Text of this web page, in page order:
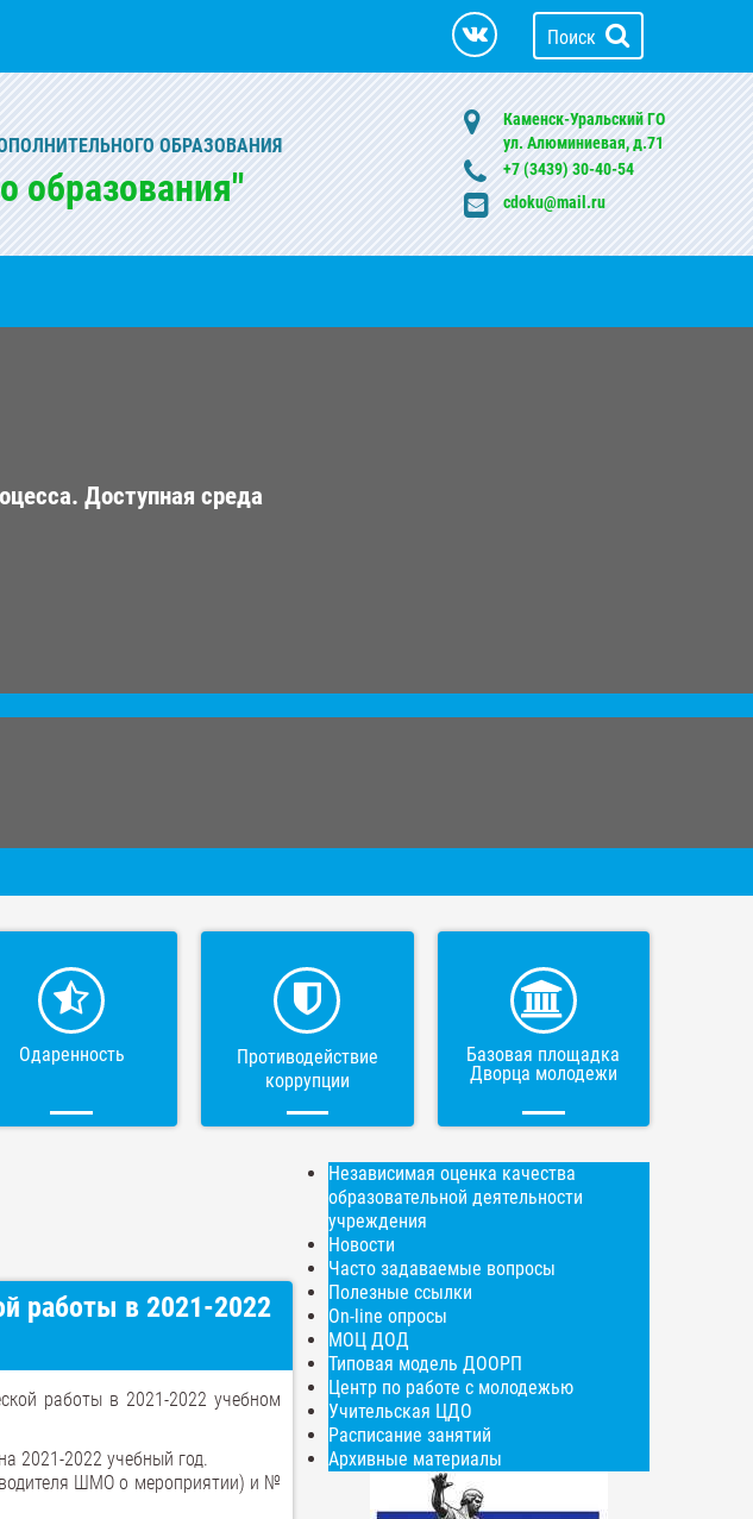
Поиск
ОБРАЗОВАНИЯ
образования"
Каменск-Уральский ГО
ул. Алюминиевая, д.71
+7 (3439) 30-40-54
cdoku@mail.ru
Доступная среда
Одаренность
Противодействие
коррупции
Базовая площадка
Дворца молодежи
работы в 2021-2022
работы в 2021-2022 учебном
2021-2022 учебный год.
ШМО о мероприятии) и №
Независимая оценка качества
образовательной деятельности
учреждения
Новости
Часто задаваемые вопросы
Полезные ссылки
On-line опросы
МОЦ ДОД
Типовая модель ДООРП
Центр по работе с молодежью
Учительская ЦДО
Расписание занятий
Архивные материалы